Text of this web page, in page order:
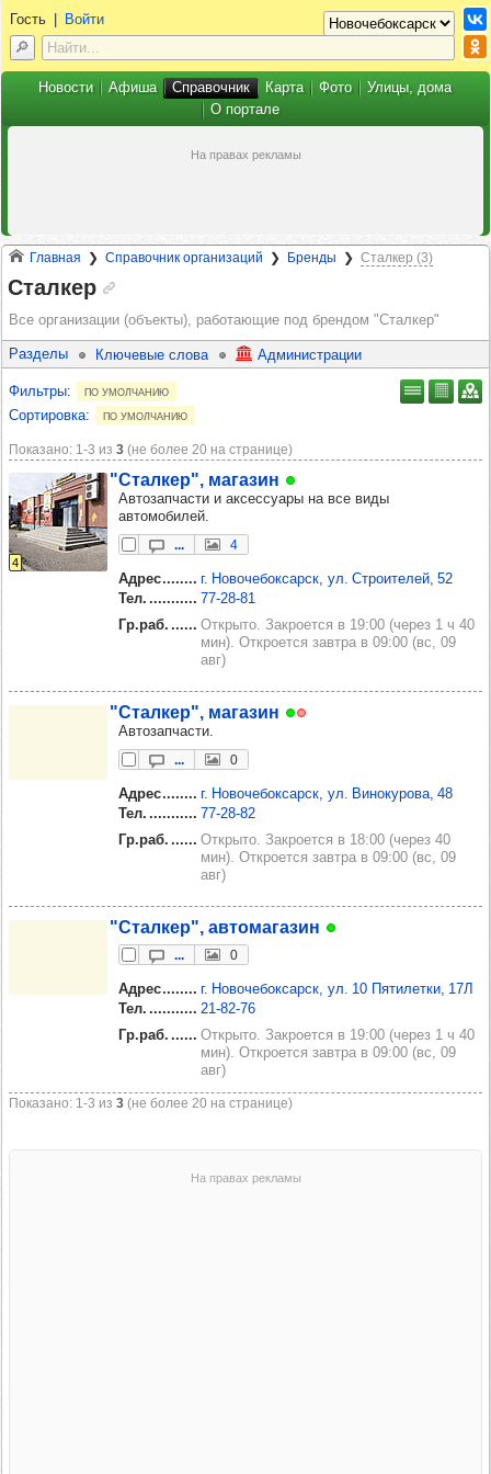
Главная Справочник организаций Бренды Сталкер (3)
Сталкер
Все организации (объекты), работающие под брендом "Сталкер"
Разделы Ключевые слова Администрации
Фильтры: по умолчанию
Сортировка: по умолчанию
Показано: 1‑3 из 3 (не более 20 на странице)
4
"Стал­кер", мага­зин
Автозапчасти и аксессуары на все виды
автомобилей.
... 4
Адрес
г. Новочебоксарск, ул. Строителей, 52
Тел.
77‑28‑81
Гр.раб.
Открыто. Закроется в 19:00 (через 1 ч 40
мин). Откроется завтра в 09:00 (вс, 09
авг)
"Стал­кер", мага­зин
Автозапчасти.
... 0
Адрес
г. Новочебоксарск, ул. Винокурова, 48
Тел.
77‑28‑82
Гр.раб.
Открыто. Закроется в 18:00 (через 40
мин). Откроется завтра в 09:00 (вс, 09
авг)
"Стал­кер", авто­ма­га­зин
... 0
Адрес
г. Новочебоксарск, ул. 10 Пятилетки, 17Л
Тел.
21‑82‑76
Гр.раб.
Открыто. Закроется в 19:00 (через 1 ч 40
мин). Откроется завтра в 09:00 (вс, 09
авг)
Показано: 1‑3 из 3 (не более 20 на странице)
Гость| Войти
Новости Афиша Справочник Карта Фото
Улицы, дома
О портале